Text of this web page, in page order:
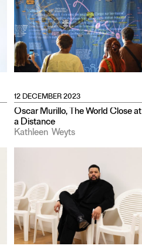
12 DECEMBER 2023
Oscar Murillo, The World Close at
a Distance
Kathleen Weyts